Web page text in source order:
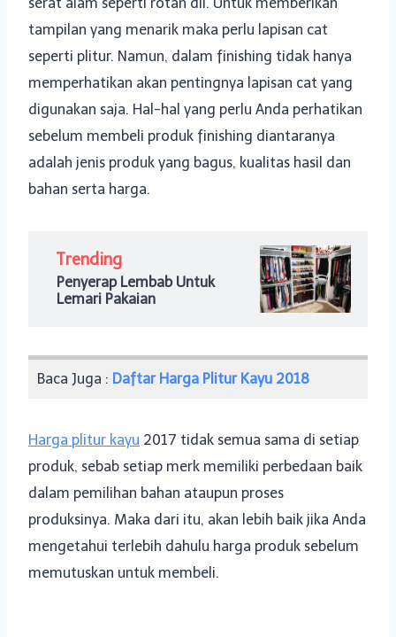
tampilan yang menarik maka perlu lapisan cat
seperti plitur. Namun, dalam finishing tidak hanya
memperhatikan akan pentingnya lapisan cat yang
digunakan saja. Hal-hal yang perlu Anda perhatikan
sebelum membeli produk finishing diantaranya
adalah jenis produk yang bagus, kualitas hasil dan
bahan serta harga.
Trending
Penyerap Lembab Untuk
Lemari Pakaian
Baca Juga : Daftar Harga Plitur Kayu 2018
Harga plitur kayu 2017 tidak semua sama di setiap
produk, sebab setiap merk memiliki perbedaan baik
dalam pemilihan bahan ataupun proses
produksinya. Maka dari itu, akan lebih baik jika Anda
mengetahui terlebih dahulu harga produk sebelum
memutuskan untuk membeli.